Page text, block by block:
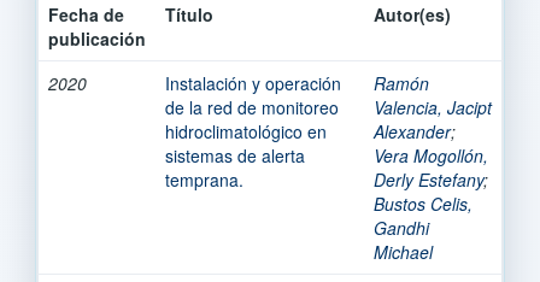
Fecha de
publicación
Título Autor(es)
2020
Instalación y operación
de la red de monitoreo
hidroclimatológico en
sistemas de alerta
temprana.
Ramón
Valencia, Jacipt
Alexander;
Vera Mogollón,
Derly Estefany;
Bustos Celis,
Gandhi
Michael